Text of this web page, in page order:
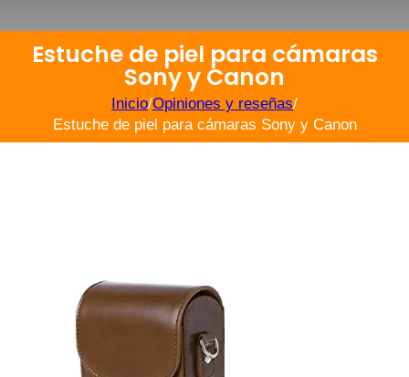
Estuche de piel para cámaras
Sony y Canon
Inicio/Opiniones y reseñas/
Estuche de piel para cámaras Sony y Canon